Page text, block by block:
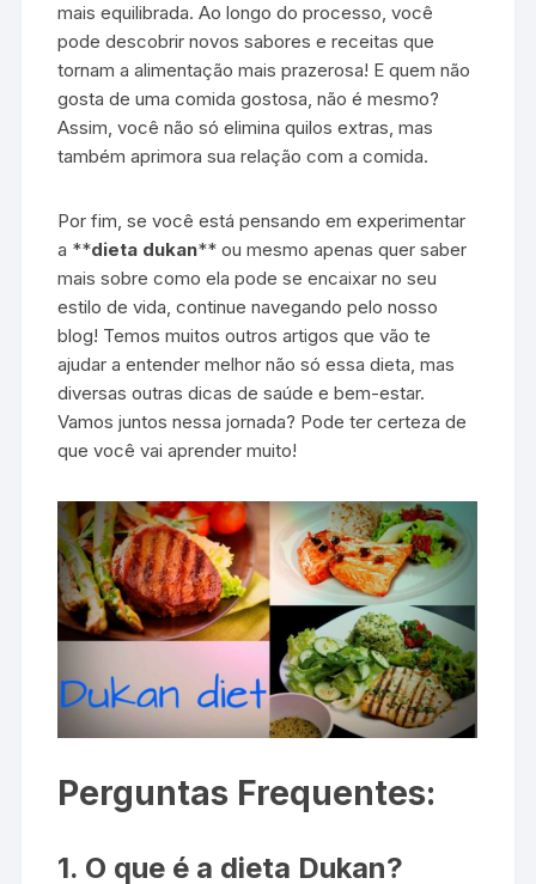
mais equilibrada. Ao longo do processo, você
pode descobrir novos sabores e receitas que
tornam a alimentação mais prazerosa! E quem não
gosta de uma comida gostosa, não é mesmo?
Assim, você não só elimina quilos extras, mas
também aprimora sua relação com a comida.
Por fim, se você está pensando em experimentar
a **dieta dukan** ou mesmo apenas quer saber
mais sobre como ela pode se encaixar no seu
estilo de vida, continue navegando pelo nosso
blog! Temos muitos outros artigos que vão te
ajudar a entender melhor não só essa dieta, mas
diversas outras dicas de saúde e bem-estar.
Vamos juntos nessa jornada? Pode ter certeza de
que você vai aprender muito!
Perguntas Frequentes:
1. O que é a dieta Dukan?